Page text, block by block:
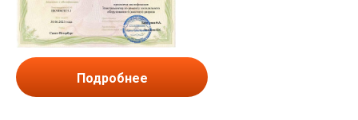
Подробнее